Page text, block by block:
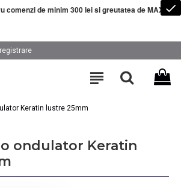
comenzi de minim 300 lei si greutatea de MAXIM 5
Keratin lustre 25mm
ondulator Keratin